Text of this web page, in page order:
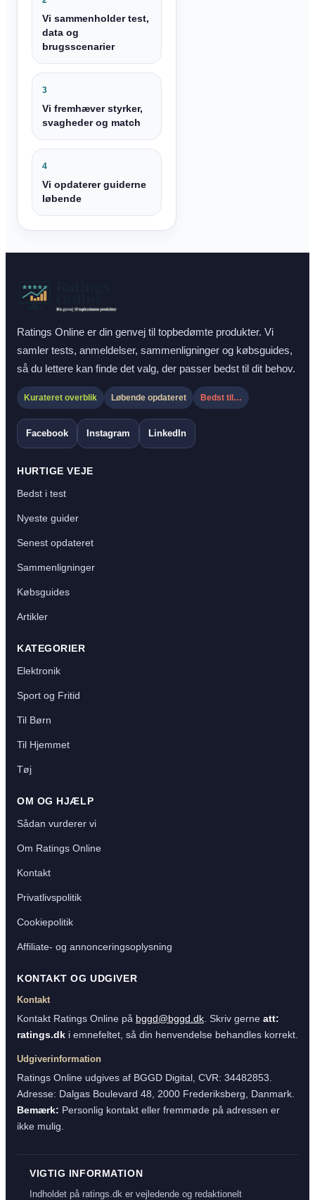
Vi sammenholder test,
data og
brugsscenarier
3
Vi fremhæver styrker,
svagheder og match
4
Vi opdaterer guiderne
løbende
Ratings Online er din genvej til topbedømte produkter. Vi
samler tests, anmeldelser, sammenligninger og købsguides,
så du lettere kan finde det valg, der passer bedst til dit behov.
Kurateret overblik Løbende opdateret Bedst til…
Facebook Instagram LinkedIn
HURTIGE VEJE
Bedst i test
Nyeste guider
Senest opdateret
Sammenligninger
Købsguides
Artikler
KATEGORIER
Elektronik
Sport og Fritid
Til Børn
Til Hjemmet
Tøj
OM OG HJÆLP
Sådan vurderer vi
Om Ratings Online
Kontakt
Privatlivspolitik
Cookiepolitik
Affiliate- og annonceringsoplysning
KONTAKT OG UDGIVER
Kontakt
Kontakt Ratings Online på bggd@bggd.dk . Skriv gerne att:
ratings.dk i emnefeltet, så din henvendelse behandles korrekt.
Udgiverinformation
Ratings Online udgives af BGGD Digital, CVR: 34482853.
Adresse: Dalgas Boulevard 48, 2000 Frederiksberg, Danmark.
Bemærk: Personlig kontakt eller fremmøde på adressen er
ikke mulig.
VIGTIG INFORMATION
Indholdet på ratings.dk er vejledende og redaktionelt